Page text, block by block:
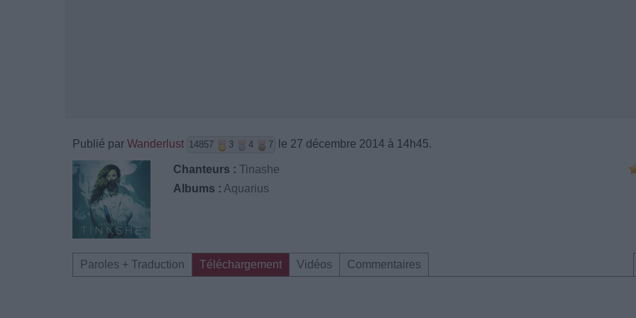
Publié par Wanderlust 14857 3 4 7 le 27 décembre 2014 à 14h45.
Chanteurs : Tinashe
Albums : Aquarius
Paroles + Traduction Téléchargement Vidéos Commentaires